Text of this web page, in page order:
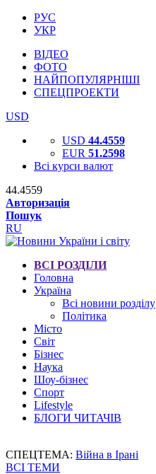
РУС
УКР
ВІДЕО
ФОТО
НАЙПОПУЛЯРНІШІ
СПЕЦПРОЕКТИ
USD
USD 44.4559
EUR 51.2598
Всі курси валют
44.4559
Авторизація
Пошук
RU
ВСІ РОЗДІЛИ
Головна
Україна
Всі новини розділу
Політика
Місто
Світ
Бізнес
Наука
Шоу-бізнес
Спорт
Lifestyle
БЛОГИ ЧИТАЧІВ
СПЕЦТЕМА: Війна в Ірані
ВСІ ТЕМИ